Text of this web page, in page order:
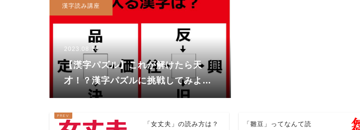
漢字読み講座
2023.08.16
【漢字パズル】これが解けたら天
才！？漢字パズルに挑戦してみよ
う！
「女丈夫」の読み方は？ 「雛豆」ってなんて読